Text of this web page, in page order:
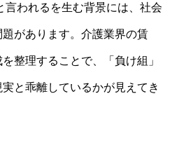
言われるを生む背景には、社会
があります。介護業界の賃
整理することで、「負け組」
と乖離しているかが見えてき